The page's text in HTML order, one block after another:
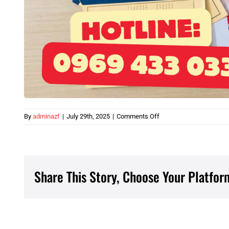
By adminazf | July 29th, 2025 | Comments Offon
Share This Story, Choose Your